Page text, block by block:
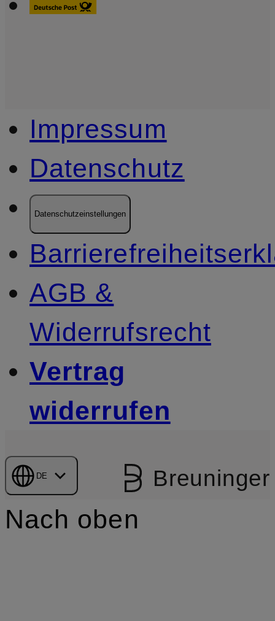
Impressum
Datenschutz
Datenschutzeinstellungen
AGB &
Widerrufsrecht
Vertrag
widerrufen
DE Breuninger
Nach oben